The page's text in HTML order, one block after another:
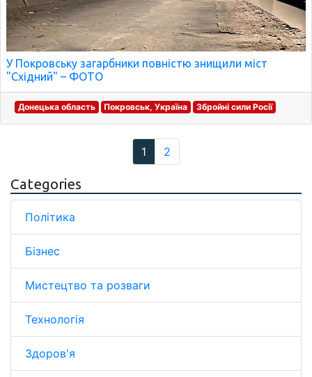
У Покровську загарбники повністю знищили міст
"Східний" – ФОТО
Донецька область Покровськ, Україна Збройні сили Росії
1 2
Categories
Політика
Бізнес
Мистецтво та розваги
Технологія
Здоров'я